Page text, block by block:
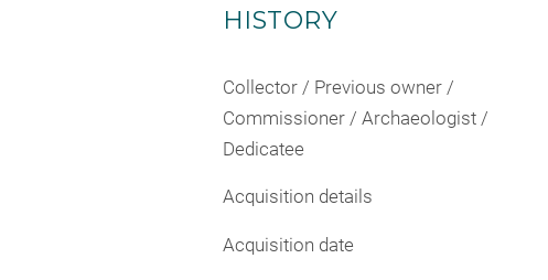
HISTORY
Collector / Previous owner /
Commissioner / Archaeologist /
Dedicatee
Acquisition details
Acquisition date